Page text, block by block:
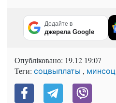
Додайте в
джерела Google
Опубліковано: 19.12 19:07
Теги: соцвыплаты ,